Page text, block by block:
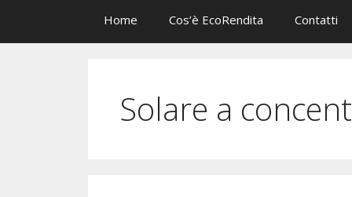
Home Cos’è EcoRendita Contatti
Solare a